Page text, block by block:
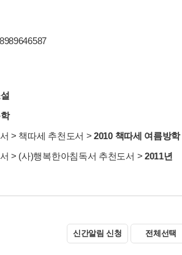
> 책따세 추천도서 >2010 책따세 여름방
> (사)행복한아침독서 추천도서 > 2011년
신간알림 신청 전체선택